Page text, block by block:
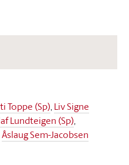
Toppe (Sp),Liv Signe
Lundteigen (Sp),
Åslaug Sem-Jacobsen